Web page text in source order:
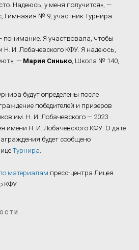
Надеюсь, у меня получится», —
Гимназия № 9, участник Турнира.
понимание. Я участвовала, чтобы
Н. И. Лобачевского КФУ. Я надеюсь,
— Мария Синько , Школа № 140,
будут определены после
победителей и призеров
им. Н. И. Лобачевского — 2023
имени Н. И. Лобачевского КФУ. О дате
будет сообщено
Турнира
материалам пресс-центра Лицея
КФУ